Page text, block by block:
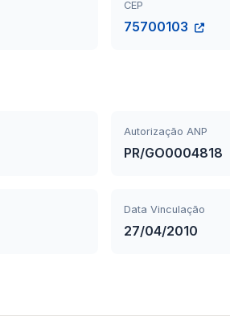
CEP
75700103
Autorização ANP
PR/GO0004818
Data Vinculação
27/04/2010